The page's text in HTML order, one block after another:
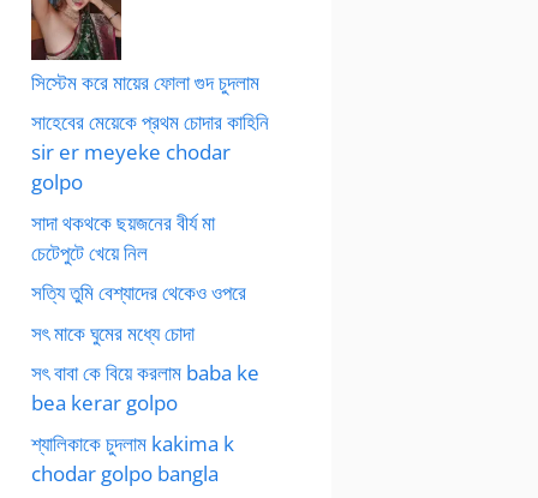
সিস্টেম করে মায়ের ফোলা গুদ চুদলাম
সাহেবের মেয়েকে প্রথম চোদার কাহিনি
sir er meyeke chodar
golpo
সাদা থকথকে ছয়জনের বীর্য মা
চেটেপুটে খেয়ে নিল
সত্যি তুমি বেশ্যাদের থেকেও ওপরে
সৎ মাকে ঘুমের মধ্যে চোদা
সৎ বাবা কে বিয়ে করলাম baba ke
bea kerar golpo
শ্যালিকাকে চুদলাম kakima k
chodar golpo bangla